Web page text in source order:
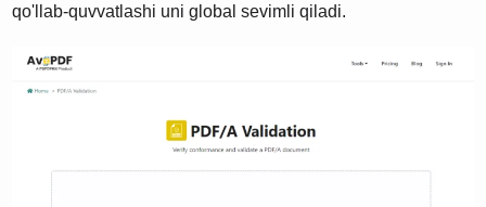
qo'llab-quvvatlashi uni global sevimli qiladi.